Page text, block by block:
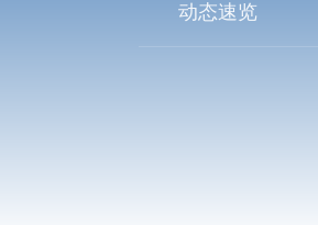
动态速览